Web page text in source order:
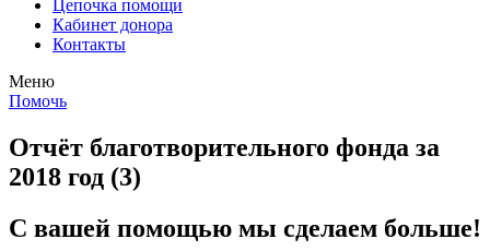
Цепочка помощи
Кабинет донора
Контакты
Меню
Помочь
Отчёт благотворительного фонда за
2018 год (3)
С вашей помощью мы сделаем больше!